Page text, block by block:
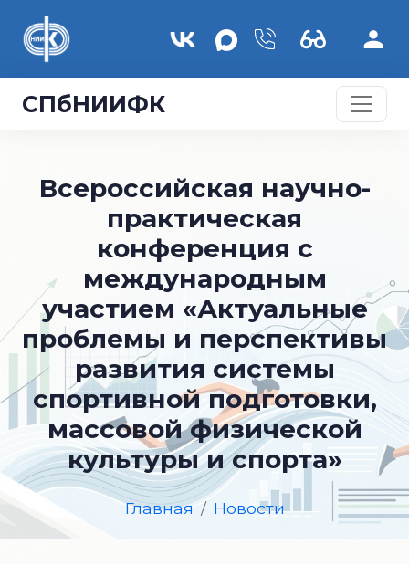
СПбНИИФК
Всероссийская научно-
практическая
конференция с
международным
участием «Актуальные
проблемы и перспективы
развития системы
спортивной подготовки,
массовой физической
культуры и спорта»
Главная Новости